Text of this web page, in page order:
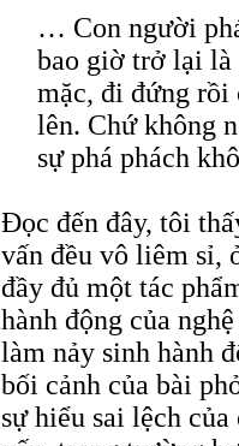
… Con người
bao giờ trở lại là
mặc, đi đứng rồi
lên. Chứ không
sự phá phách
Đọc đến đây, tôi
vấn đều vô liêm sỉ,
đầy đủ một tác
hành động của
làm nảy sinh hành
bối cảnh của bài
sự hiểu sai lệch